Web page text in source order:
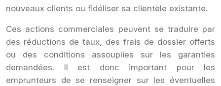
nouveaux clients ou fidéliser sa clientèle existante.
Ces actions commerciales peuvent se traduire par
des réductions de taux, des frais de dossier offerts
ou des conditions assouplies sur les garanties
demandées. Il est donc important pour les
emprunteurs de se renseigner sur les éventuelles